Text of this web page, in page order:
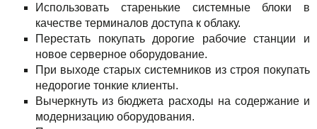
Использовать старенькие системные блоки в
качестве терминалов доступа к облаку.
Перестать покупать дорогие рабочие станции и
новое серверное оборудование.
При выходе старых системников из строя покупать
недорогие тонкие клиенты.
Вычеркнуть из бюджета расходы на содержание и
модернизацию оборудования.